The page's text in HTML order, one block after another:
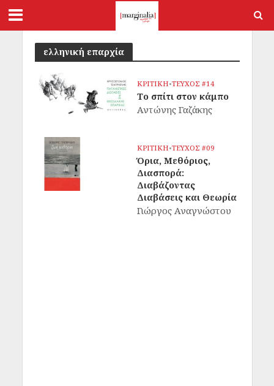
ελληνική επαρχία
ΚΡΙΤΙΚΗ•ΤΕΥΧΟΣ #14
Το σπίτι στον κάμπο
Αντώνης Γαζάκης
ΚΡΙΤΙΚΗ•ΤΕΥΧΟΣ #09
Όρια, Μεθόριος,
Διασπορά:
Διαβάζοντας
Διαβάσεις και Θεωρία
Γιώργος Αναγνώστου